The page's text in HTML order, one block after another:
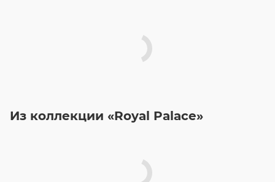
Из коллекции «Royal Palace»